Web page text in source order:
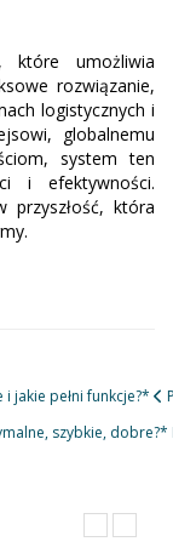
umożliwia
rozwiązanie,
logistycznych i
globalnemu
system ten
i efektywności.
która
jakie pełni funkcje?*
szybkie, dobre?*